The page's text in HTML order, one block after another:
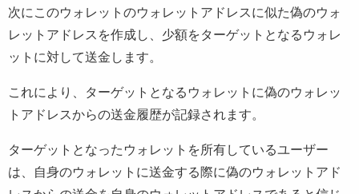
次にこのウォレットのウォレットアドレスに似た偽のウォ
レットアドレスを作成し、少額をターゲットとなるウォレ
ットに対して送金します。
これにより、ターゲットとなるウォレットに偽のウォレッ
トアドレスからの送金履歴が記録されます。
ターゲットとなったウォレットを所有しているユーザー
は、自身のウォレットに送金する際に偽のウォレットアド